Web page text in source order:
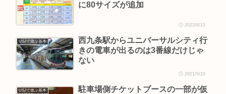
に80サイズが追加
2023/8/13
USJで遊ぶ基本
西九条駅からユニバーサルシティ行
きの電車が出るのは3番線だけじゃ
ない
2021/5/23
USJで遊ぶ基本
駐車場側チケットブースの一部が仮